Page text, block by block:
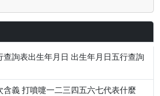
查詢表出生年月日 出生年月日五行查詢
含義 打噴嚏一二三四五六七代表什麼